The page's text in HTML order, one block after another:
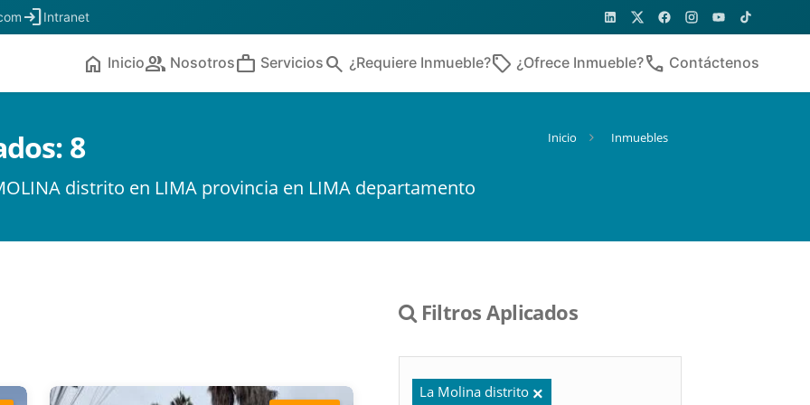
loginIntranet
home Iniciopeople Nosotroswork Servicios search ¿Requiere Inmueble?sell ¿Ofrece Inmueble?phone Contáctenos
8 Inicio Inmuebles
distrito en LIMA provincia en LIMA departamento
Filtros Aplicados
La Molina distrito